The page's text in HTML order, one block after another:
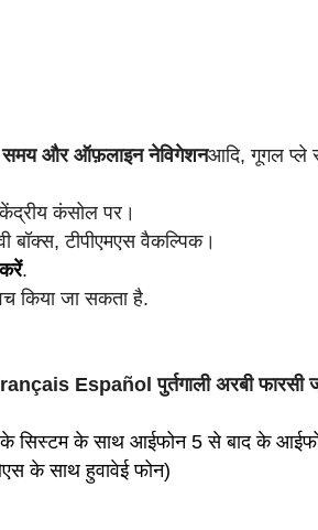
समय और ऑफ़लाइन नेविगेशनआदि, गूगल प्ले
केंद्रीय कंसोल पर।
बॉक्स, टीपीएमएस वैकल्पिक।
.
किया जा सकता है.
Español पुर्तगाली अरबी फारसी
सिस्टम के साथ आईफोन 5 से बाद के
के साथ हुवावेई फोन)